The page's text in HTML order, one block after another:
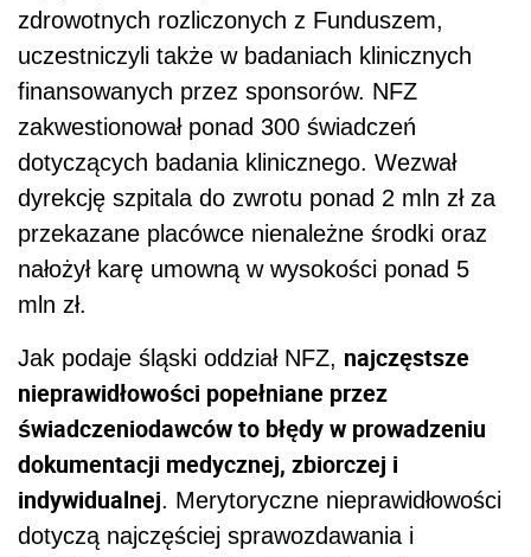
zdrowotnych rozliczonych z Funduszem,
uczestniczyli także w badaniach klinicznych
finansowanych przez sponsorów. NFZ
zakwestionował ponad 300 świadczeń
dotyczących badania klinicznego. Wezwał
dyrekcję szpitala do zwrotu ponad 2 mln zł za
przekazane placówce nienależne środki oraz
nałożył karę umowną w wysokości ponad 5
mln zł.
Jak podaje śląski oddział NFZ, najczęstsze
nieprawidłowości popełniane przez
świadczeniodawców to błędy w prowadzeniu
dokumentacji medycznej, zbiorczej i
indywidualnej. Merytoryczne nieprawidłowości
dotyczą najczęściej sprawozdawania i